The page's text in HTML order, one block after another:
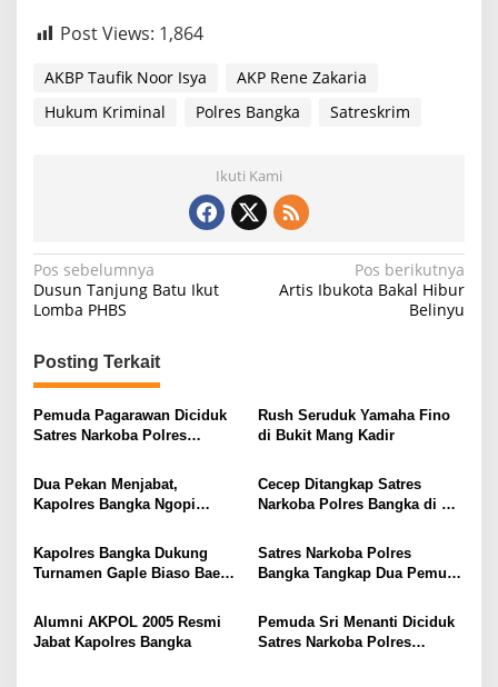
Post Views: 1,864
AKBP Taufik Noor Isya
AKP Rene Zakaria
Hukum Kriminal
Polres Bangka Satreskrim
Ikuti Kami
N
a
i
a
i
o
s
Pos sebelumnya
Dusun Tanjung Batu Ikut
Lomba PHBS
Pos berikutnya
Artis Ibukota Bakal Hibur
Belinyu
Posting Terkait
Pemuda Pagarawan Diciduk
Satres Narkoba Polres
Rush Seruduk Yamaha Fino
di Bukit Mang Kadir
Dua Pekan Menjabat,
Kapolres Bangka Ngopi
Cecep Ditangkap Satres
Narkoba Polres Bangka di KD
Kapolres Bangka Dukung
Turnamen Gaple Biaso Bae
Satres Narkoba Polres
Bangka Tangkap Dua Pemuda
Delimunthe : Merusak Masa
Depan
Alumni AKPOL 2005 Resmi
Jabat Kapolres Bangka
Pemuda Sri Menanti Diciduk
Satres Narkoba Polres